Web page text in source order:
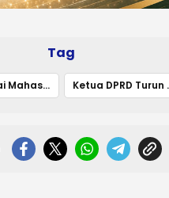
Tag
Aksi Damai Mahasiswa di DPRD Kalteng Berjalan Kondusif